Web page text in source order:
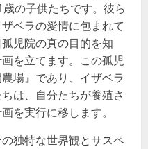
の子供たちです。彼ら
ベラの愛情に包まれて
児院の真の目的を知
を立てます。この孤児
場』であり、イザベラ
は、自分たちが養殖さ
を実行に移します​​。
独特な世界観とサスペ